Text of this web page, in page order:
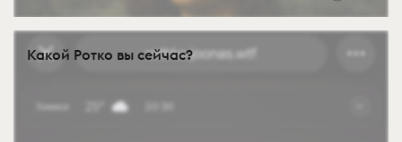
Какой Ротко вы сейчас?